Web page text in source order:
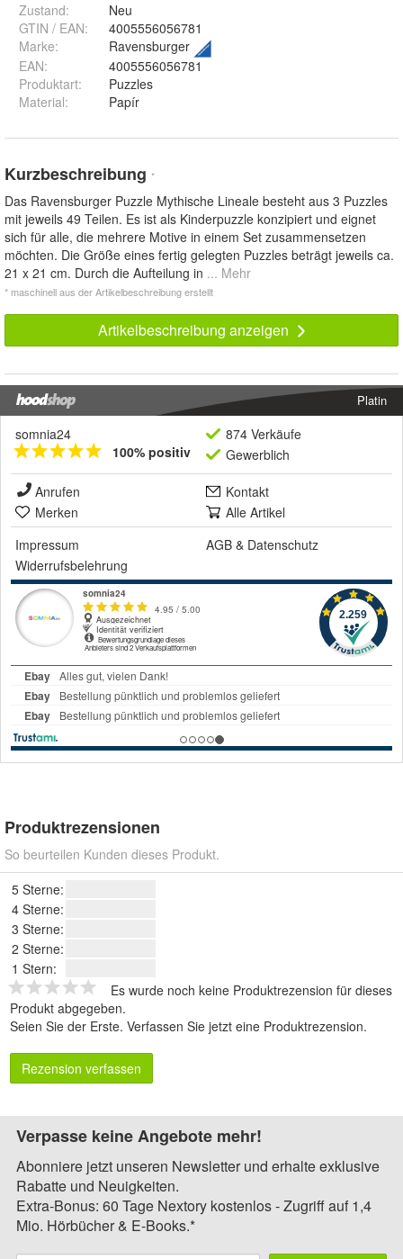
Zustand:
Neu
GTIN / EAN:
4005556056781
Marke:
Ravensburger
EAN:
4005556056781
Produktart:
Puzzles
Material: Papír
Kurzbeschreibung *
Das Ravensburger Puzzle Mythische Lineale besteht aus 3 Puzzles
mit jeweils 49 Teilen. Es ist als Kinderpuzzle konzipiert und eignet
sich für alle, die mehrere Motive in einem Set zusammensetzen
möchten. Die Größe eines fertig gelegten Puzzles beträgt jeweils ca.
21 x 21 cm. Durch die Aufteilung in ... Mehr
* maschinell aus der Artikelbeschreibung erstellt
Artikelbeschreibung anzeigen
Platin
somnia24
100% positiv
874 Verkäufe
Gewerblich
Anrufen
Kontakt
Merken
Alle Artikel
Impressum
AGB & Datenschutz
Widerrufsbelehrung
Produktrezensionen
So beurteilen Kunden dieses Produkt.
5 Sterne:
4 Sterne:
3 Sterne:
2 Sterne:
1 Stern:
Es wurde noch keine Produktrezension für dieses
Produkt abgegeben.
Seien Sie der Erste. Verfassen Sie jetzt eine Produktrezension.
Rezension verfassen
Verpasse keine Angebote mehr!
Abonniere jetzt unseren Newsletter und erhalte exklusive
Rabatte und Neuigkeiten.
Extra-Bonus: 60 Tage Nextory kostenlos - Zugriff auf 1,4
Mio. Hörbücher & E-Books.*